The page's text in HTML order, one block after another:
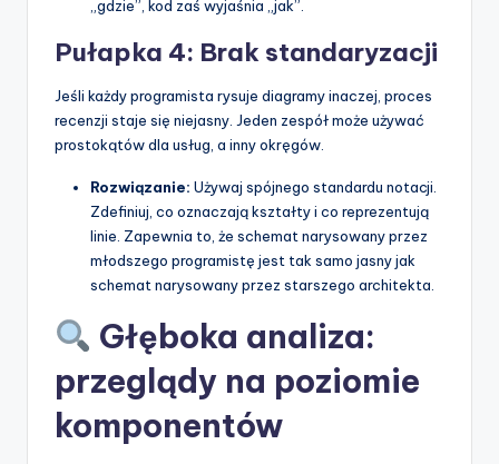
„gdzie”, kod zaś wyjaśnia „jak”.
Pułapka 4: Brak standaryzacji
Jeśli każdy programista rysuje diagramy inaczej, proces
recenzji staje się niejasny. Jeden zespół może używać
prostokątów dla usług, a inny okręgów.
Rozwiązanie: Używaj spójnego standardu notacji.
Zdefiniuj, co oznaczają kształty i co reprezentują
linie. Zapewnia to, że schemat narysowany przez
młodszego programistę jest tak samo jasny jak
schemat narysowany przez starszego architekta.
Głęboka analiza:
przeglądy na poziomie
komponentów